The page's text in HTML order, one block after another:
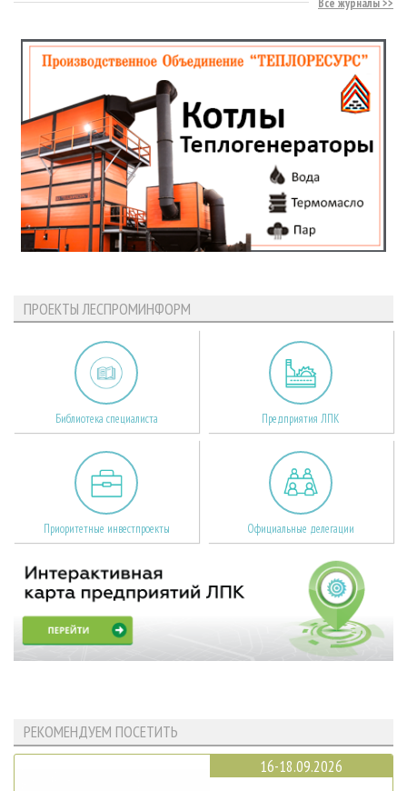
Все журналы
ПРОЕКТЫ ЛЕСПРОМИНФОРМ
Библиотека специалиста Предприятия ЛПК
Приоритетные инвестпроекты Официальные делегации
РЕКОМЕНДУЕМ ПОСЕТИТЬ
16-18.09.2026